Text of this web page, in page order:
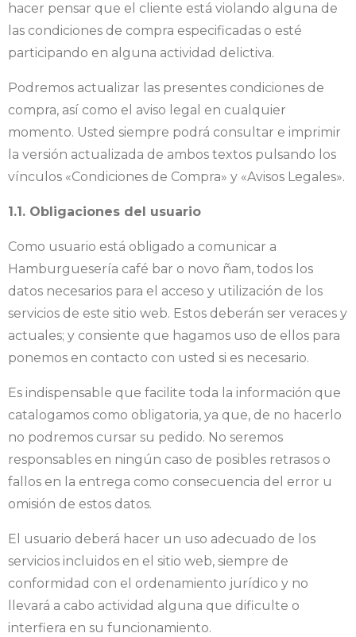
hacer pensar que el cliente está violando alguna de
las condiciones de compra especificadas o esté
participando en alguna actividad delictiva.
Podremos actualizar las presentes condiciones de
compra, así como el aviso legal en cualquier
momento. Usted siempre podrá consultar e imprimir
la versión actualizada de ambos textos pulsando los
vínculos «Condiciones de Compra» y «Avisos Legales».
1.1. Obligaciones del usuario
Como usuario está obligado a comunicar a
Hamburguesería café bar o novo ñam, todos los
datos necesarios para el acceso y utilización de los
servicios de este sitio web. Estos deberán ser veraces y
actuales; y consiente que hagamos uso de ellos para
ponemos en contacto con usted si es necesario.
Es indispensable que facilite toda la información que
catalogamos como obligatoria, ya que, de no hacerlo
no podremos cursar su pedido. No seremos
responsables en ningún caso de posibles retrasos o
fallos en la entrega como consecuencia del error u
omisión de estos datos.
El usuario deberá hacer un uso adecuado de los
servicios incluidos en el sitio web, siempre de
conformidad con el ordenamiento jurídico y no
llevará a cabo actividad alguna que dificulte o
interfiera en su funcionamiento.